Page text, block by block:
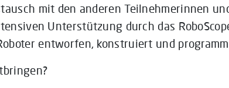
mit den anderen Teilnehmerinnen
Unterstützung durch das
entworfen, konstruiert und